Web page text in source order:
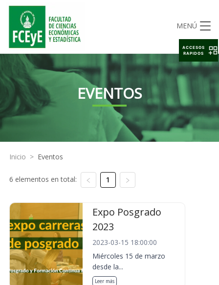
MENÚ
EVENTOS
Inicio > Eventos
6 elementos en total: 1
Expo Posgrado
2023
2023-03-15 18:00:00
Miércoles 15 de marzo
desde la...
Leer más
ACCESOS
RAPIDOS